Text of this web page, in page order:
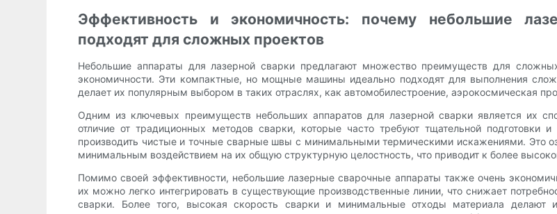
Эффективность и экономичность: почему небольшие
подходят для сложных проектов
Небольшие аппараты для лазерной сварки предлагают множество преимуществ для
экономичности. Эти компактные, но мощные машины идеально подходят для выполнения
делает их популярным выбором в таких отраслях, как автомобилестроение, аэрокосмическая
Одним из ключевых преимуществ небольших аппаратов для лазерной сварки является их
отличие от традиционных методов сварки, которые часто требуют тщательной подготовки
производить чистые и точные сварные швы с минимальными термическими искажениями. Это
минимальным воздействием на их общую структурную целостность, что приводит к более
Помимо своей эффективности, небольшие лазерные сварочные аппараты также очень
их можно легко интегрировать в существующие производственные линии, что снижает
сварки. Более того, высокая скорость сварки и минимальные отходы материала делают